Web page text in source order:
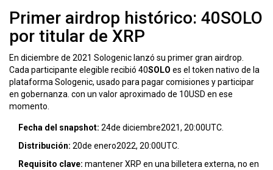
Primer airdrop histórico: 40SOLO
por titular de XRP
En diciembre de 2021 Sologenic lanzó su primer gran airdrop.
Cada participante elegible recibió 40SOLO es el token nativo de la
plataforma Sologenic, usado para pagar comisiones y participar
en gobernanza. con un valor aproximado de 10USD en ese
momento.
Fecha del snapshot: 24de diciembre2021, 20:00UTC.
Distribución: 20de enero2022, 20:00UTC.
Requisito clave: mantener XRP en una billetera externa, no en